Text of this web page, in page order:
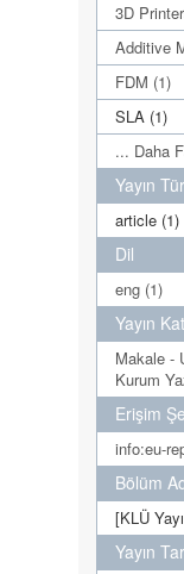
3D
Additive
FDM (1)
SLA (1)
... Daha
Yayın
article (1)
Dil
eng (1)
Yayın
Makale -
Kurum
Erişim
info:eu-
Bölüm
[KLÜ
Yayın